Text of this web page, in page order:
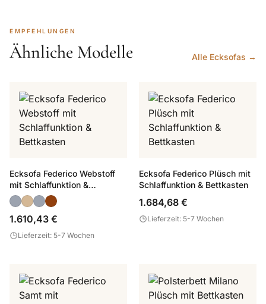
EMPFEHLUNGEN
Ähnliche Modelle Alle Ecksofas →
Ecksofa Federico Webstoff
mit Schlaffunktion &
Bettkasten
1.610,43 €
Lieferzeit: 5-7 Wochen
Ecksofa Federico Plüsch mit
Schlaffunktion & Bettkasten
1.684,68 €
Lieferzeit: 5-7 Wochen